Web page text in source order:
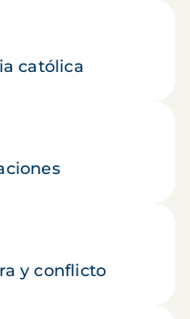
católica
y conflicto